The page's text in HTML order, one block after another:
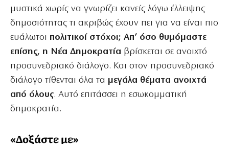
μυστικά χωρίς να γνωρίζει κανείς λόγω έλλειψης
δημοσιότητας τι ακριβώς έχουν πει για να είναι πιο
ευάλωτοι πολιτικοί στόχοι; Απ’ όσο θυμόμαστε
επίσης, η Νέα Δημοκρατία βρίσκεται σε ανοιχτό
προσυνεδριακό διάλογο. Και στον προσυνεδριακό
διάλογο τίθενται όλα τα μεγάλα θέματα ανοιχτά
από όλους. Αυτό επιτάσσει η εσωκομματική
δημοκρατία.
«Δοξάστε με»